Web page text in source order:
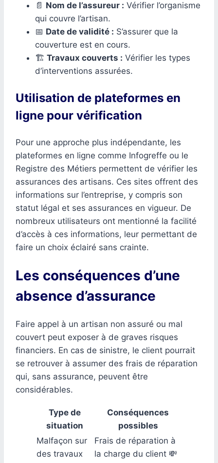
📄 Nom de l’assureur : Vérifier l’organisme
qui couvre l’artisan.
📅 Date de validité : S’assurer que la
couverture est en cours.
🏗️ Travaux couverts : Vérifier les types
d’interventions assurées.
Utilisation de plateformes en
ligne pour vérification
Pour une approche plus indépendante, les
plateformes en ligne comme Infogreffe ou le
Registre des Métiers permettent de vérifier les
assurances des artisans. Ces sites offrent des
informations sur l’entreprise, y compris son
statut légal et ses assurances en vigueur. De
nombreux utilisateurs ont mentionné la facilité
d’accès à ces informations, leur permettant de
faire un choix éclairé sans crainte.
Les conséquences d’une
absence d’assurance
Faire appel à un artisan non assuré ou mal
couvert peut exposer à de graves risques
financiers. En cas de sinistre, le client pourrait
se retrouver à assumer des frais de réparation
qui, sans assurance, peuvent être
considérables.
Type de
situation
Conséquences
possibles
Malfaçon sur
des travaux
Frais de réparation à
la charge du client 💸